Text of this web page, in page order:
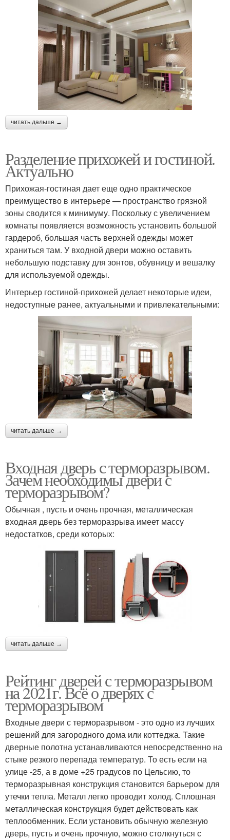
читать дальше →
Разделение прихожей и гостиной.
Актуально
Прихожая-гостиная дает еще одно практическое
преимущество в интерьере — пространство грязной
зоны сводится к минимуму. Поскольку с увеличением
комнаты появляется возможность установить большой
гардероб, большая часть верхней одежды может
храниться там. У входной двери можно оставить
небольшую подставку для зонтов, обувницу и вешалку
для используемой одежды.
Интерьер гостиной-прихожей делает некоторые идеи,
недоступные ранее, актуальными и привлекательными:
читать дальше →
Входная дверь с терморазрывом.
Зачем необходимы двери с
терморазрывом?
Обычная , пусть и очень прочная, металлическая
входная дверь без терморазрыва имеет массу
недостатков, среди которых:
читать дальше →
Рейтинг дверей с терморазрывом
на 2021г. Всё о дверях с
терморазрывом
Входные двери с терморазрывом - это одно из лучших
решений для загородного дома или коттеджа. Такие
дверные полотна устанавливаются непосредственно на
стыке резкого перепада температур. То есть если на
улице -25, а в доме +25 градусов по Цельсию, то
терморазрывная конструкция становится барьером для
утечки тепла. Металл легко проводит холод. Сплошная
металлическая конструкция будет действовать как
теплообменник. Если установить обычную железную
дверь, пусть и очень прочную, можно столкнуться с